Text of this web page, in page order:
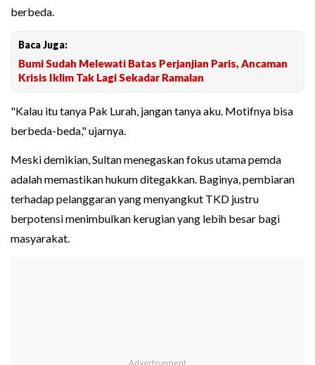
berbeda.
Baca Juga:
Bumi Sudah Melewati Batas Perjanjian Paris, Ancaman
Krisis Iklim Tak Lagi Sekadar Ramalan
"Kalau itu tanya Pak Lurah, jangan tanya aku. Motifnya bisa
berbeda-beda," ujarnya.
Meski demikian, Sultan menegaskan fokus utama pemda
adalah memastikan hukum ditegakkan. Baginya, pembiaran
terhadap pelanggaran yang menyangkut TKD justru
berpotensi menimbulkan kerugian yang lebih besar bagi
masyarakat.